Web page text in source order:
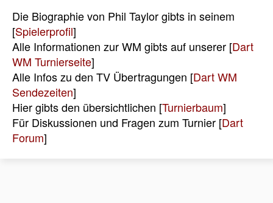
Die Biographie von Phil Taylor gibts in seinem
[Spielerprofil]
Alle Informationen zur WM gibts auf unserer [Dart
WM Turnierseite]
Alle Infos zu den TV Übertragungen [Dart WM
Sendezeiten]
Hier gibts den übersichtlichen [Turnierbaum]
Für Diskussionen und Fragen zum Turnier [Dart
Forum]